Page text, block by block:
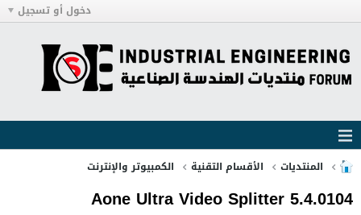
دخول أو تسجيل
المنتديات الأقسام التقنية الكمبيوتر والإنترنت
Aone Ultra Video Splitter 5.4.0104